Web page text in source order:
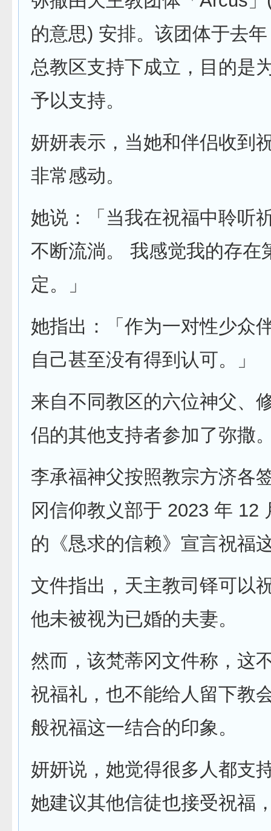
的意思) 安排。该团体于去
总教区支持下成立，目的是
予以支持。
妍妍表示，当她和伴侣收到
非常感动。
她说：「当我在祝福中聆听
不断流淌。 我感觉我的存在
定。」
她指出：「作为一对性少众
自己甚至没有得到认可。」
来自不同教区的六位神父、
侣的其他支持者参加了弥撒
李承福神父按照教宗方济各
冈信仰教义部于 2023 年 12
的《恳求的信赖》宣言祝福
文件指出，天主教司铎可以
他未被视为已婚的夫妻。
然而，该梵蒂冈文件称，这
祝福礼，也不能给人留下教
般祝福这一结合的印象。
妍妍说，她觉得很多人都支
她建议其他信徒也接受祝福